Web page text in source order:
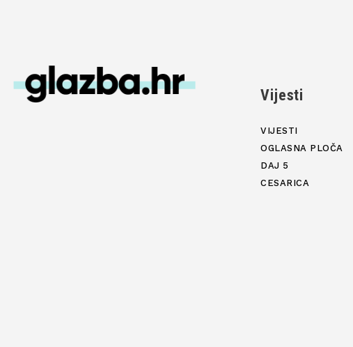
Vijesti
VIJESTI
OGLASNA PLOČA
DAJ 5
CESARICA